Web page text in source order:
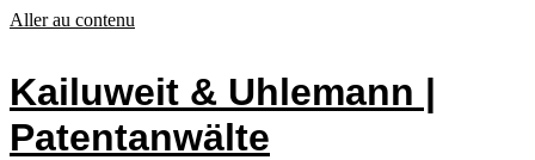
Aller au contenu
Kailuweit & Uhlemann |
Patentanwälte